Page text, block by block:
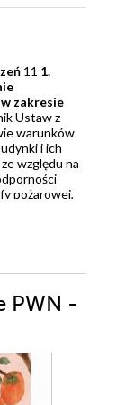
11 1.
zakresie
Ustaw z
warunków
i ich
względu na
pożarowej,
3.2.
Dziennik
innych
Dziennik
wodę oraz
53 3.5.
PWN -